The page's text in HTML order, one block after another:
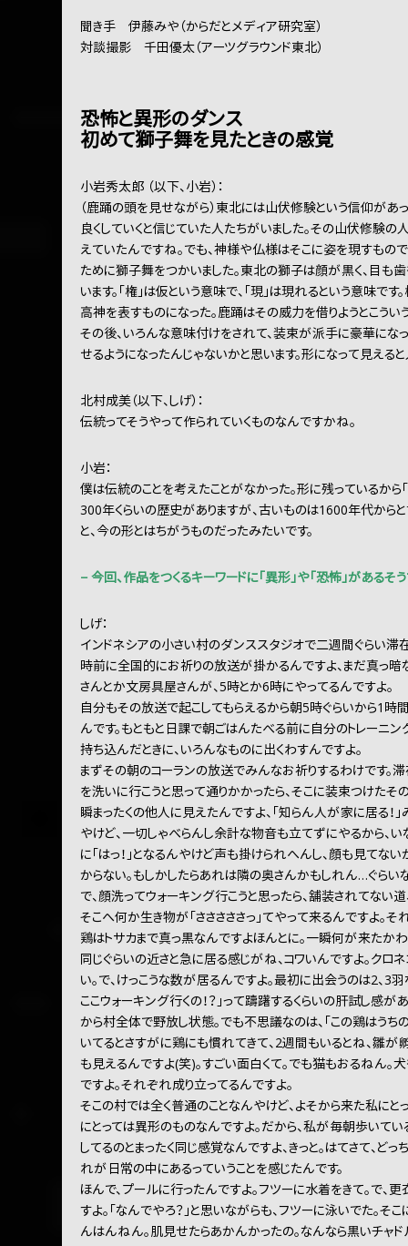
聞き手 伊藤みや（からだとメディア研究室）
対談撮影 千田優太（アーツグラウンド東北）
恐怖と異形のダンス
初めて獅子舞を見たときの感覚
小岩秀太郎 （以下、小岩）：
（鹿踊の頭を見せながら）東北には山伏修験という信仰があ
良くしていくと信じていた人たちがいました。その山伏修験
えていたんですね。でも、神様や仏様はそこに姿を現すもの
ために獅子舞をつかいました。東北の獅子は顔が黒く、目も
います。「権」は仮という意味で、「現」は現れるという意味
高神を表すものになった。鹿踊はその威力を借りようとこう
その後、いろんな意味付けをされて、装束が派手に豪華にな
せるようになったんじゃないかと思います。形になって見える
北村成美（以下、しげ）：
伝統ってそうやって作られていくものなんですかね。
小岩：
僕は伝統のことを考えたことがなかった。形に残っているから
300年くらいの歴史がありますが、古いものは1600年代から
と、今の形とはちがうものだったみたいです。
− 今回、作品をつくるキーワードに「異形」や「恐怖」があるそ
しげ：
インドネシアの小さい村のダンススタジオで二週間ぐらい滞
時前に全国的にお祈りの放送が掛かるんですよ、まだ真っ暗
さんとか文房具屋さんが、5時とか6時にやってるんですよ。
自分もその放送で起こしてもらえるから朝5時ぐらいから1時
んです。もともと日課で朝ごはんたべる前に自分のトレーニ
持ち込んだときに、いろんなものに出くわすんですよ。
まずその朝のコーランの放送でみんなお祈りするわけです。
を洗いに行こうと思って通りかかったら、そこに装束つけた
瞬まったくの他人に見えたんですよ、「知らん人が家に居る！
やけど、一切しゃべらんし余計な物音も立てずにやるから、
に「はっ！」となるんやけど声も掛けられへんし、顔も見て
からない。もしかしたらあれは隣の奥さんかもしれん…ぐらい
で、顔洗ってウォーキング行こうと思ったら、舗装されてない
そこへ何か生き物が「さささささっ」てやって来るんですよ。
鶏はトサカまで真っ黒なんですよほんとに。一瞬何が来たか
同じぐらいの近さと急に居る感じがね、コワいんですよ。ク
い。で、けっこうな数が居るんですよ。最初に出会うのは2、3羽
ここウォーキング行くの！？」って躊躇するくらいの肝試し感
から村全体で野放し状態。でも不思議なのは、「この鶏はうち
いてるとさすがに鶏にも慣れてきて、2週間もいるとね、雛が
も見えるんですよ(笑)。すごい面白くて。でも猫もおるねん
ですよ。それぞれ成り立ってるんですよ。
そこの村では全く普通のことなんやけど、よそから来た私に
にとっては異形のものなんですよ。だから、私が毎朝歩いて
してるのとまったく同じ感覚なんですよ、きっと。はてさて、
れが日常の中にあるっていうことを感じたんです。
ほんで、プールに行ったんですよ。フツーに水着をきて。で、
すよ。「なんでやろ？」と思いながらも、フツーに泳いでた。
んはんねん。肌見せたらあかんかったの。なんなら黒いチャ